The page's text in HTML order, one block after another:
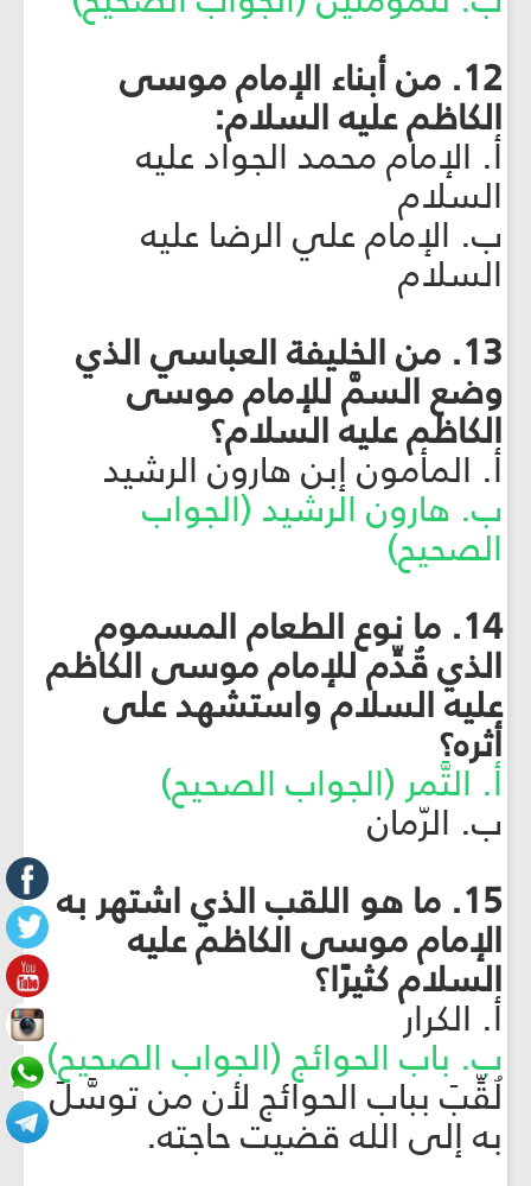
12. من أبناء الإمام موسى
الكاظم عليه السلام:
أ. الإمام محمد الجواد عليه
السلام
ب. الإمام علي الرضا عليه
السلام
13. من الخليفة العباسي الذي
وضع السمَّ للإمام موسى
الكاظم عليه السلام؟
أ. المأمون إبن هارون الرشيد
ب. هارون الرشيد (الجواب
الصحيح)
14. ما نوع الطعام المسموم
الذي قُدِّم للإمام موسى الكاظم
عليه السلام واستشهد على
أثره؟
أ. التَّمر (الجواب الصحيح)
ب. الرّمان
15. ما هو اللقب الذي اشتهر به
الإمام موسى الكاظم عليه
السلام كثيرًا؟
أ. الكرار
ب. باب الحوائج (الجواب الصحيح)
لُقِّبَ بباب الحوائج لأن من توسَّلَ
به إلى الله قضيت حاجته.